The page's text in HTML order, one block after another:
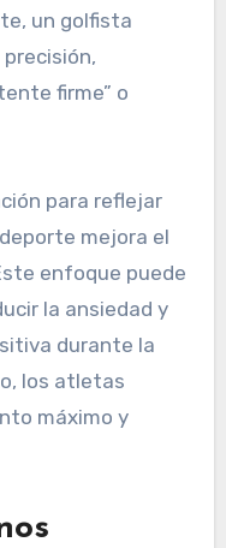
un golfista
firme” o
para reflejar
mejora el
enfoque puede
la ansiedad y
durante la
los atletas
máximo y